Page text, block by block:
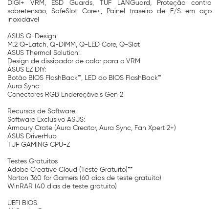
DIGI+ VRM, ESD Guards, TUF LANGuard, Proteção contra
sobretensão, SafeSlot Core+, Painel traseiro de E/S em aço
inoxidável
ASUS Q-Design:
M.2 Q-Latch, Q-DIMM, Q-LED Core, Q-Slot
ASUS Thermal Solution:
Design de dissipador de calor para o VRM
ASUS EZ DIY:
Botão BIOS FlashBack™, LED do BIOS FlashBack™
Aura Sync:
Conectores RGB Endereçáveis Gen 2
Recursos de Software
Software Exclusivo ASUS:
Armoury Crate (Aura Creator, Aura Sync, Fan Xpert 2+)
ASUS DriverHub
TUF GAMING CPU-Z
Testes Gratuitos
Adobe Creative Cloud (Teste Gratuito)**
Norton 360 for Gamers (60 dias de teste gratuito)
WinRAR (40 dias de teste gratuito)
UEFI BIOS